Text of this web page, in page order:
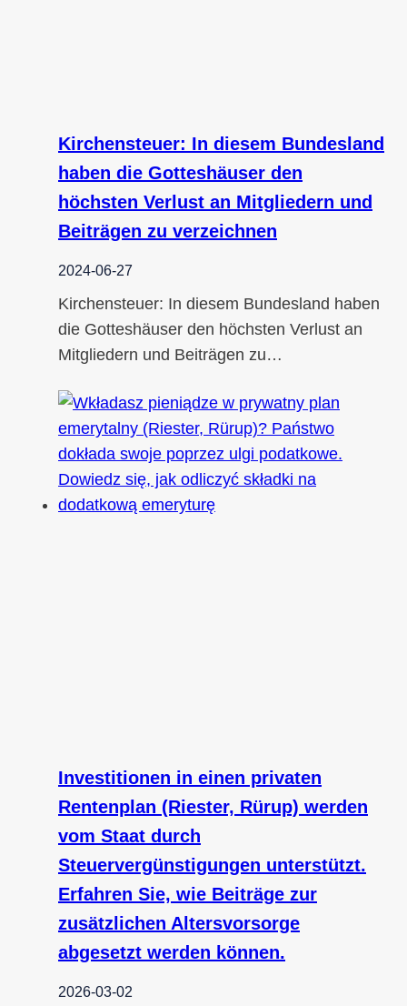
Kirchensteuer: In diesem Bundesland
haben die Gotteshäuser den
höchsten Verlust an Mitgliedern und
Beiträgen zu verzeichnen
2024-06-27
Kirchensteuer: In diesem Bundesland haben
die Gotteshäuser den höchsten Verlust an
Mitgliedern und Beiträgen zu…
Investitionen in einen privaten
Rentenplan (Riester, Rürup) werden
vom Staat durch
Steuervergünstigungen unterstützt.
Erfahren Sie, wie Beiträge zur
zusätzlichen Altersvorsorge
abgesetzt werden können.
2026-03-02